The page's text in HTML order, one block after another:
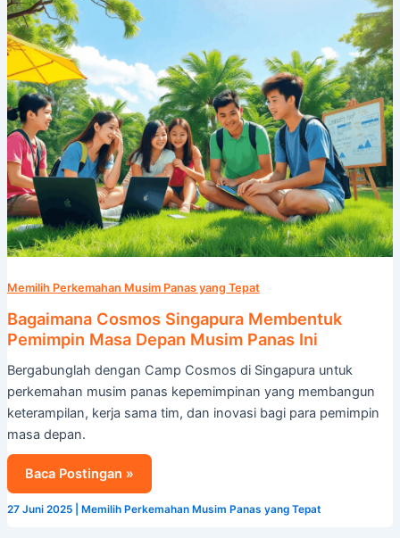
Memilih Perkemahan Musim Panas yang Tepat
Bagaimana Cosmos Singapura Membentuk
Pemimpin Masa Depan Musim Panas Ini
Bergabunglah dengan Camp Cosmos di Singapura untuk
perkemahan musim panas kepemimpinan yang membangun
keterampilan, kerja sama tim, dan inovasi bagi para pemimpin
masa depan.
Depan
Musim
Panas
Ini
Baca Postingan »
27 Juni 2025 Memilih Perkemahan Musim Panas yang Tepat